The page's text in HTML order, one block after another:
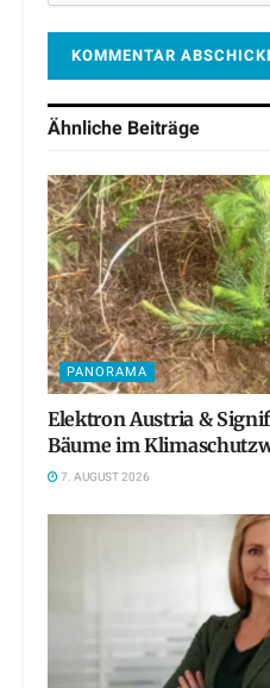
Ähnliche Beiträge
PANORAMA
Elektron Austria &
Bäume im
7. AUGUST 2026